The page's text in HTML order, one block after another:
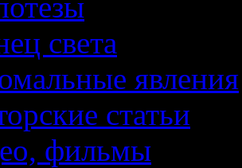
света
явления
статьи
фильмы